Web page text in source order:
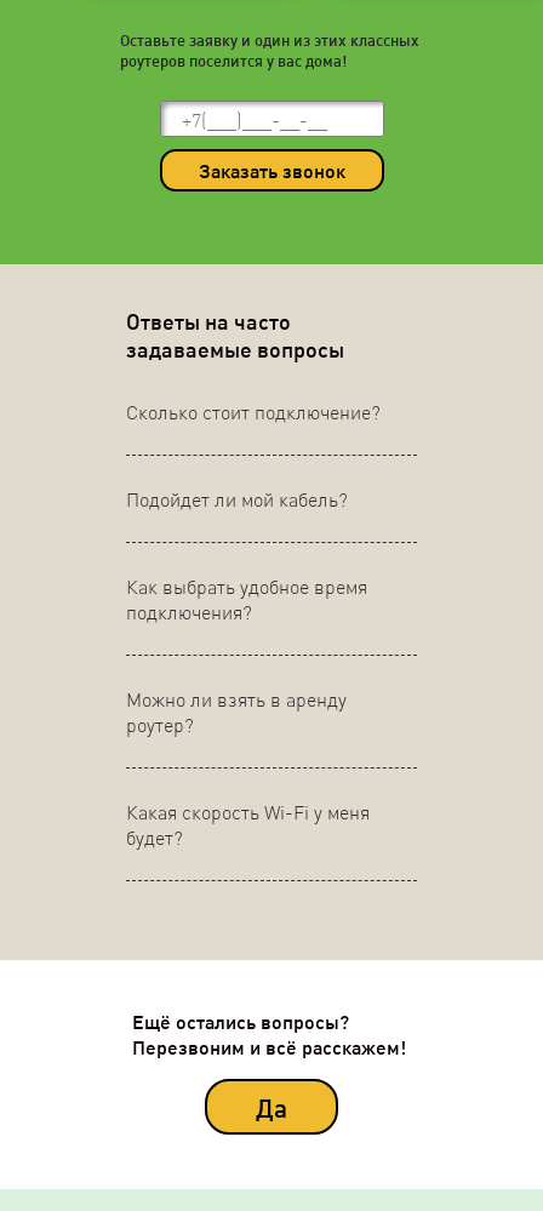
Оставьте заявку и один из этих классных
роутеров поселится у вас дома!
Заказать звонок
Ответы на часто
задаваемые вопросы
Сколько стоит подключение?
Подойдет ли мой кабель?
Как выбрать удобное время
подключения?
Можно ли взять в аренду
роутер?
Какая скорость Wi-Fi у меня
будет?
Ещё остались вопросы?
Перезвоним и всё расскажем!
Да